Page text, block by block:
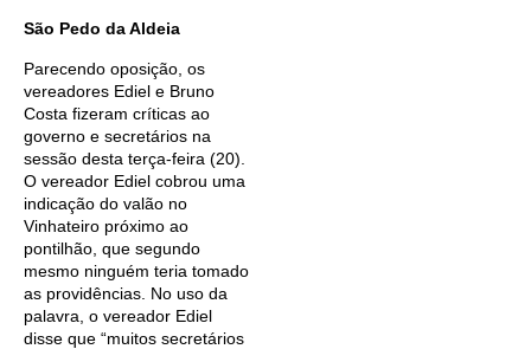
São Pedo da Aldeia
Parecendo oposição, os
vereadores Ediel e Bruno
Costa fizeram críticas ao
governo e secretários na
sessão desta terça-feira (20).
O vereador Ediel cobrou uma
indicação do valão no
Vinhateiro próximo ao
pontilhão, que segundo
mesmo ninguém teria tomado
as providências. No uso da
palavra, o vereador Ediel
disse que “muitos secretários